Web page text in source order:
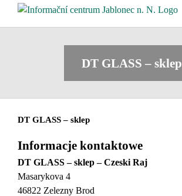
DT GLASS – sklep
DT GLASS – sklep
Informacje kontaktowe
DT GLASS – sklep – Czeski Raj
Masarykova 4
46822 Zelezny Brod